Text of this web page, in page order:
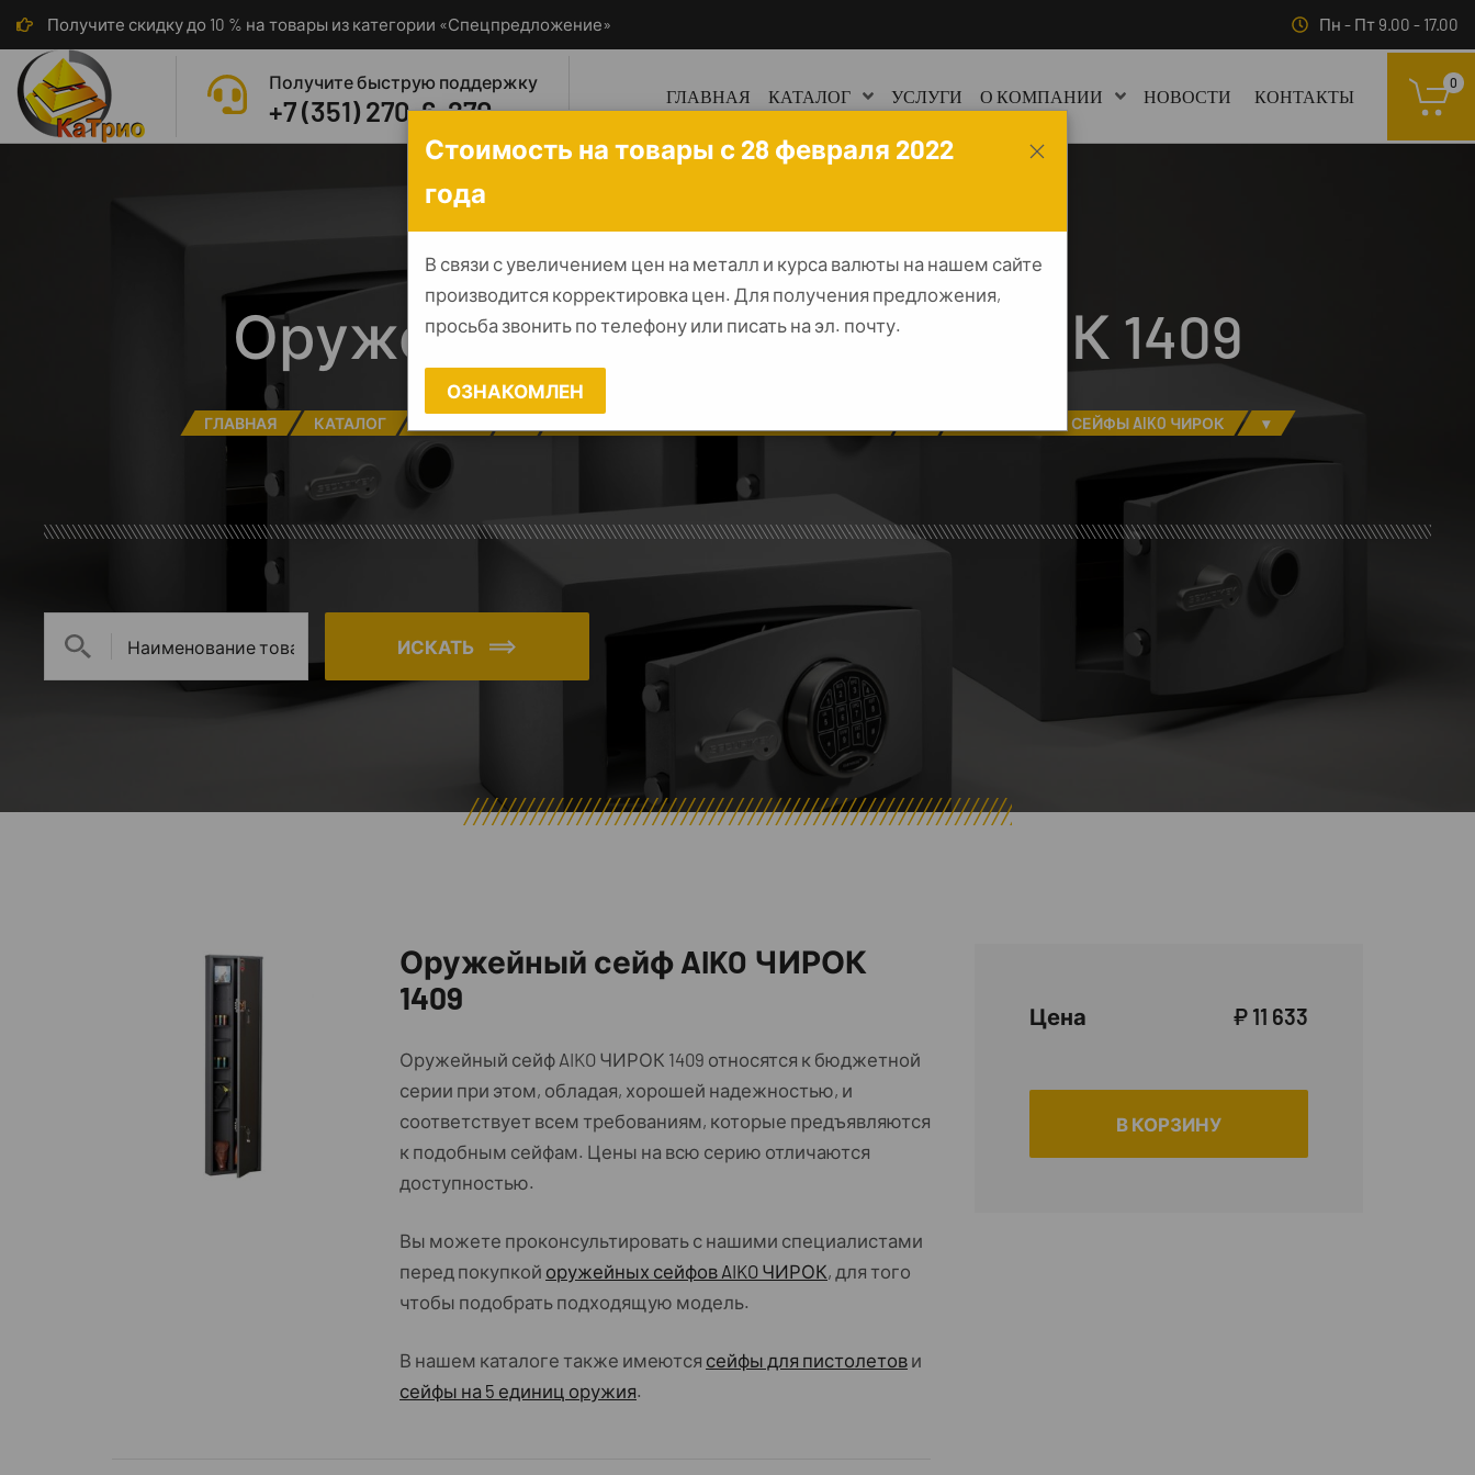
Получите скидку до 10 % на товары из категории «Спецпредложение» Пн - Пт 9.00 - 17.00
Получите быструю поддержку
+7 (351) 270-6-270 ГЛАВНАЯ КАТАЛОГ УСЛУГИ О КОМПАНИИ НОВОСТИ КОНТАКТЫ
0
Оружейный сейф AIKO ЧИРОК 1409
ГЛАВНАЯ КАТАЛОГ ОРУЖЕЙНЫЕ СЕЙФЫ AIKO ЧИРОК ▾
ИСКАТЬ
Оружейный сейф AIKO ЧИРОК
1409
Оружейный сейф AIKO ЧИРОК 1409 относятся к бюджетной
серии при этом, обладая, хорошей надежностью, и
соответствует всем требованиям, которые предъявляются
к подобным сейфам. Цены на всю серию отличаются
доступностью.
Вы можете проконсультировать с нашими специалистами
перед покупкой оружейных сейфов AIKO ЧИРОК, для того
чтобы подобрать подходящую модель.
В нашем каталоге также имеются сейфы для пистолетов и
сейфы на 5 единиц оружия.
Цена ₽ 11 633
В КОРЗИНУ
Стоимость на товары с 28 февраля 2022
года
В связи с увеличением цен на металл и курса валюты на нашем сайте
производится корректировка цен. Для получения предложения,
просьба звонить по телефону или писать на эл. почту.
ОЗНАКОМЛЕН